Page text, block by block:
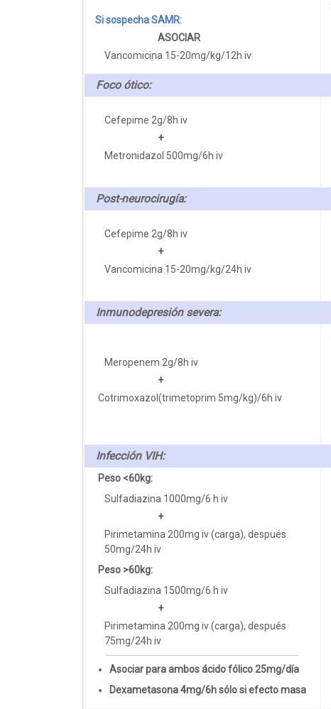
Si sospecha SAMR:
ASOCIAR
Vancomicina 15-20mg/kg/12h iv
Foco ótico:
Cefepime 2g/8h iv
+
Metronidazol 500mg/6h iv
Post-neurocirugía:
Cefepime 2g/8h iv
+
Vancomicina 15-20mg/kg/24h iv
Inmunodepresión severa:
Meropenem 2g/8h iv
+
Cotrimoxazol(trimetoprim 5mg/kg)/6h iv
Infección VIH:
Peso <60kg:
Sulfadiazina 1000mg/6 h iv
+
Pirimetamina 200mg iv (carga), después
50mg/24h iv
Peso >60kg:
Sulfadiazina 1500mg/6 h iv
+
Pirimetamina 200mg iv (carga), después
75mg/24h iv
Asociar para ambos ácido fólico 25mg/día
Dexametasona 4mg/6h sólo si efecto masa